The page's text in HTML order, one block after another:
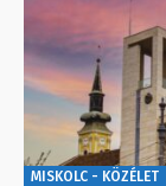
MISKOLC - KÖZÉLET